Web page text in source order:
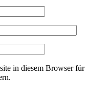
in diesem Browser für